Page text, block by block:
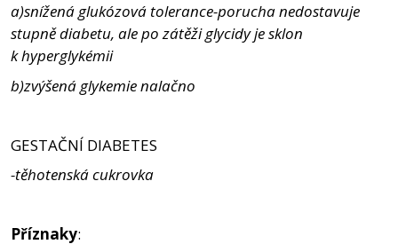
a)snížená glukózová tolerance-porucha nedostavuje
stupně diabetu, ale po zátěži glycidy je sklon
k hyperglykémii
b)zvýšená glykemie nalačno
GESTAČNÍ DIABETES
-těhotenská cukrovka
Příznaky: